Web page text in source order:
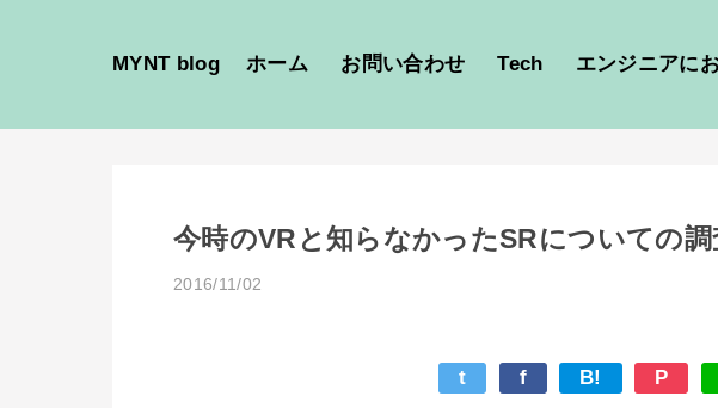
MYNT blog ホーム お問い合わせ Tech エンジニアに
今時のVRと知らなかったSRについての調
2016/11/02
t f B! P